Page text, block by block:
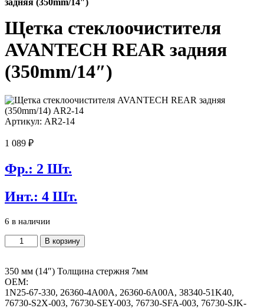
Щетка стеклоочистителя
AVANTECH REAR задняя
(350mm/14″)
Артикул: AR2-14
1 089 ₽
Фр.: 2 Шт.
Инт.: 4 Шт.
6 в наличии
Количество
товара
стеклоочистителя
AVANTECH
REAR
задняя
В корзину
350 мм (14″) Толщина стержня 7мм
OEM:
1N25-67-330, 26360-4A00A, 26360-6A00A, 38340-51K40,
76730-S2X-003, 76730-SEY-003, 76730-SFA-003, 76730-SJK-